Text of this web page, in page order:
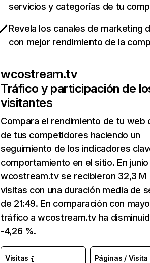
servicios y categorías de tu
Revela los canales de marketing
con mejor rendimiento de la
wcostream.tv
Tráfico y participación de
visitantes
Compara el rendimiento de tu web
de tus competidores haciendo un
seguimiento de los indicadores
comportamiento en el sitio. En junio
wcostream.tv se recibieron 32,3 M
visitas con una duración media de
de 21:49. En comparación con
tráfico a wcostream.tv ha
-4,26 %.
Visitas Páginas / Visita